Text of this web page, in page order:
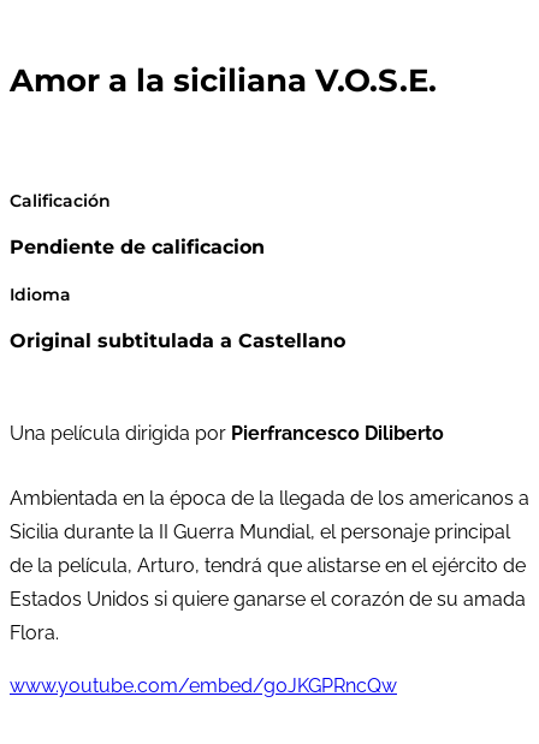
Amor a la siciliana V.O.S.E.
Calificación
Pendiente de calificacion
Idioma
Original subtitulada a Castellano
Una película dirigida por Pierfrancesco Diliberto
Ambientada en la época de la llegada de los americanos a
Sicilia durante la II Guerra Mundial, el personaje principal
de la película, Arturo, tendrá que alistarse en el ejército de
Estados Unidos si quiere ganarse el corazón de su amada
Flora.
www.youtube.com/embed/g0JKGPRncQw